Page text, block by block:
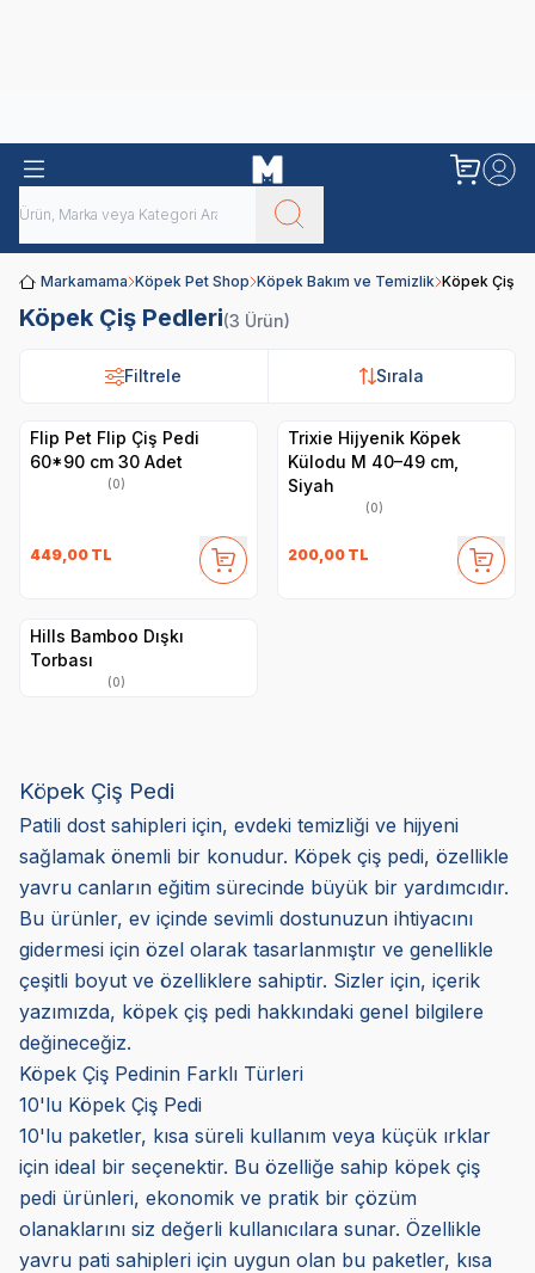
Markamama Köpek Pet Shop Köpek Bakım ve Temizlik Köpek Çiş
Köpek Çiş Pedleri(3 Ürün)
Filtrele Sırala
Filtrele Sırala
Flip Pet Flip Çiş Pedi
60*90 cm 30 Adet
(0)
449,00 TL
Trixie Hijyenik Köpek
Külodu M 40–49 cm,
Siyah
(0)
200,00 TL
Hills Bamboo Dışkı
Torbası
(0)
Köpek Çiş Pedi
Patili dost sahipleri için, evdeki temizliği ve hijyeni
sağlamak önemli bir konudur. Köpek çiş pedi, özellikle
yavru canların eğitim sürecinde büyük bir yardımcıdır.
Bu ürünler, ev içinde sevimli dostunuzun ihtiyacını
gidermesi için özel olarak tasarlanmıştır ve genellikle
çeşitli boyut ve özelliklere sahiptir. Sizler için, içerik
yazımızda, köpek çiş pedi hakkındaki genel bilgilere
değineceğiz.
Köpek Çiş Pedinin Farklı Türleri
10'lu Köpek Çiş Pedi
10'lu paketler, kısa süreli kullanım veya küçük ırklar
için ideal bir seçenektir. Bu özelliğe sahip köpek çiş
pedi ürünleri, ekonomik ve pratik bir çözüm
olanaklarını siz değerli kullanıcılara sunar. Özellikle
yavru pati sahipleri için uygun olan bu paketler, kısa